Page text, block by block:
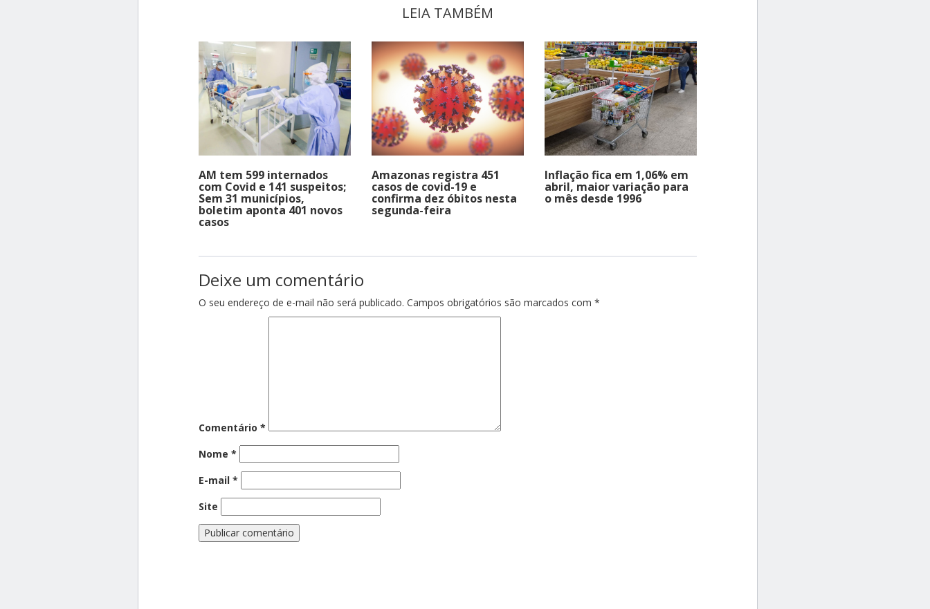
LEIA TAMBÉM
AM tem 599 internados
com Covid e 141 suspeitos;
Sem 31 municípios,
boletim aponta 401 novos
casos
Amazonas registra 451
casos de covid-19 e
confirma dez óbitos nesta
segunda-feira
Inflação fica em 1,06% em
abril, maior variação para
o mês desde 1996
Deixe um comentário
O seu endereço de e-mail não será publicado. Campos obrigatórios são marcados com *
Comentário *
Nome *
E-mail *
Site